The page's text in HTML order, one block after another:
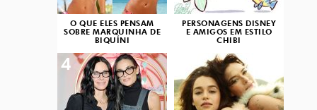
O QUE ELES PENSAM
SOBRE MARQUINHA DE
BIQUÍNI
PERSONAGENS DISNEY
E AMIGOS EM ESTILO
CHIBI
4